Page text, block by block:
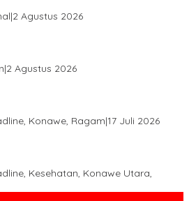
|2 Agustus 2026
|2 Agustus 2026
Konawe, Ragam|17 Juli 2026
Kesehatan, Konawe Utara,